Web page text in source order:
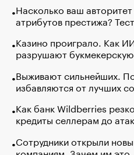
Насколько ваш
атрибутов престижа?
Казино проиграло. Как
разрушают
Выживают сильнейших.
избавляются от лучших
Как банк Wildberries
кредиты селлерам до
Сотрудники открыли